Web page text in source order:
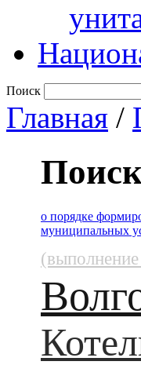
Поиск
Главная /
о порядке
муниципальных